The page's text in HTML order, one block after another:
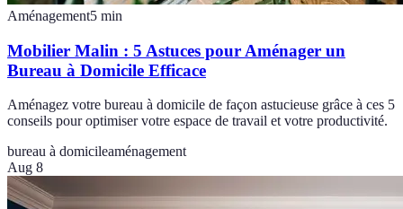
Aménagement5 min
Mobilier Malin : 5 Astuces pour Aménager un
Bureau à Domicile Efficace
Aménagez votre bureau à domicile de façon astucieuse grâce à ces 5
conseils pour optimiser votre espace de travail et votre productivité.
bureau à domicileaménagement
Aug 8